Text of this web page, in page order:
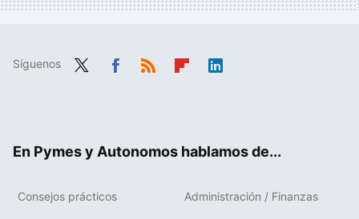
Síguenos
En Pymes y Autonomos hablamos de...
Consejos prácticos Administración / Finanzas